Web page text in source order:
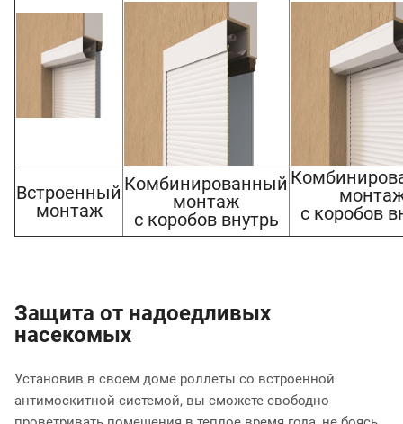
Встроенный
монтаж
Комбинированный
монтаж
с коробов внутрь
с коробов
Защита от надоедливых
насекомых
Установив в своем доме роллеты со встроенной
антимоскитной системой, вы сможете свободно